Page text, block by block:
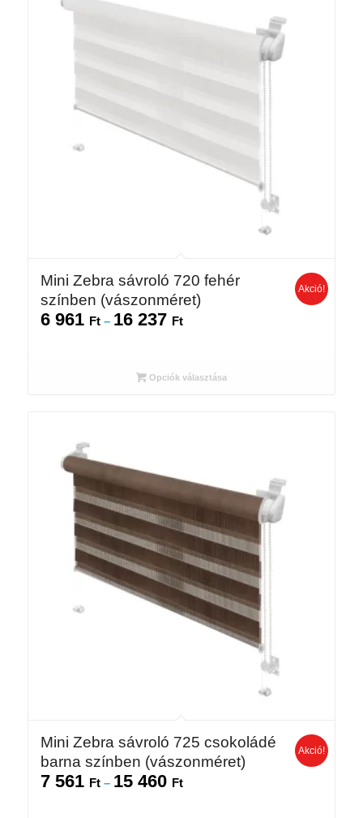
Mini Zebra sávroló 720 fehér
színben (vászonméret)
6 961 Ft – 16 237 FtÁrtartomány:
-
Akció!
Opciók választása
Mini Zebra sávroló 725 csokoládé
barna színben (vászonméret)
7 561 Ft – 15 460 FtÁrtartomány:
Akció!